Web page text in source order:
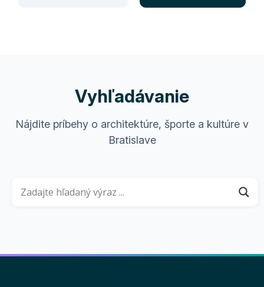
Vyhľadávanie
Nájdite príbehy o architektúre, športe a kultúre v
Bratislave